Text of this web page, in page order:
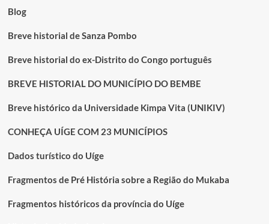
Blog
Breve historial de Sanza Pombo
Breve historial do ex-Distrito do Congo português
BREVE HISTORIAL DO MUNICÍPIO DO BEMBE
Breve histórico da Universidade Kimpa Vita (UNIKIV)
CONHEÇA UÍGE COM 23 MUNICÍPIOS
Dados turístico do Uíge
Fragmentos de Pré História sobre a Região do Mukaba
Fragmentos históricos da província do Uíge